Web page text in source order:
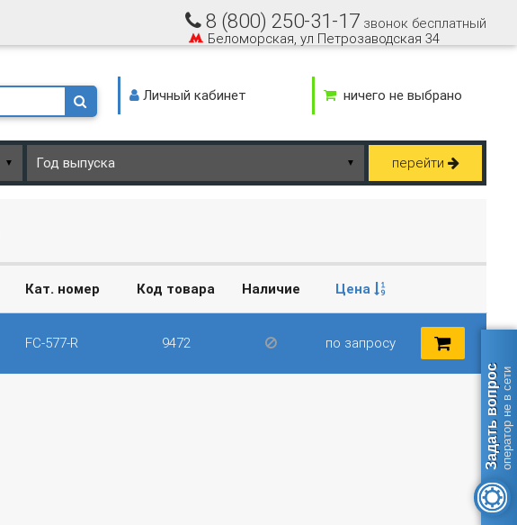
8 (800) 250-31-17 звонок бесплатный
Беломорская, ул Петрозаводская 34
Личный кабинет
ничего не выбрано
▼ ▼ перейти
Кат. номер Код товара Наличие Цена
FC-577-R 9472 по запросу
Задать вопросоператор не в сети